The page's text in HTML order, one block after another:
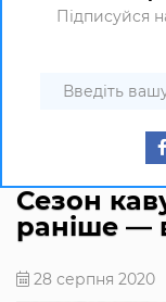
Підписуйся
Сезон
раніше —
28 серпня 2020